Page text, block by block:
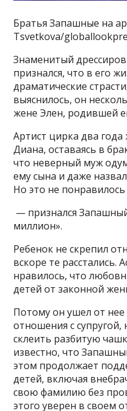
Братья Запашные на
Tsvetkova/
Знаменитый
признался, что в его
драматические
выяснилось, он
жене Элен, родившей
Артист цирка два
Диана, оставаясь в
что неверный муж
ему сына и даже
Но это не
— признался
миллион».
Ребенок не скрепил
вскоре те расстались.
нравилось, что
детей от законной
Потому он ушел от
отношения с супругой,
склеить разбитую
известно, что
этом продолжает
детей, включая
свою фамилию без
этого уверен в своем